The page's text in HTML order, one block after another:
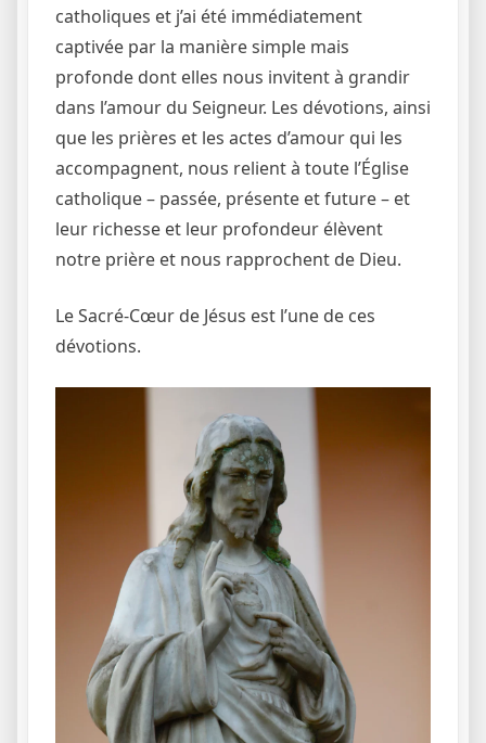
catholiques et j’ai été immédiatement
captivée par la manière simple mais
profonde dont elles nous invitent à grandir
dans l’amour du Seigneur. Les dévotions, ainsi
que les prières et les actes d’amour qui les
accompagnent, nous relient à toute l’Église
catholique – passée, présente et future – et
leur richesse et leur profondeur élèvent
notre prière et nous rapprochent de Dieu.
Le Sacré-Cœur de Jésus est l’une de ces
dévotions.